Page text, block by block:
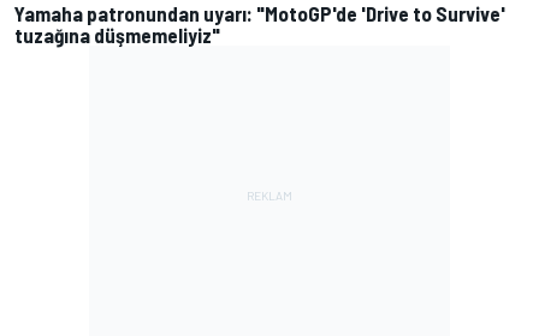
Yamaha patronundan uyarı: "MotoGP'de 'Drive to Survive'
tuzağına düşmemeliyiz"